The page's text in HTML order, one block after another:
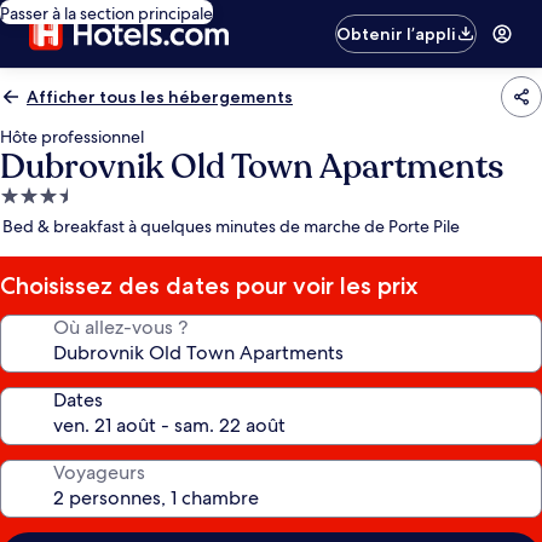
Passer à la section principale
Obtenir l’appli
Afficher tous les hébergements
Hôte professionnel
Dubrovnik Old Town Apartments
Hébergement
3.5 étoiles
Bed & breakfast à quelques minutes de marche de Porte Pile
Choisissez des dates pour voir les prix
Où allez-vous ?
Dates
Voyageurs